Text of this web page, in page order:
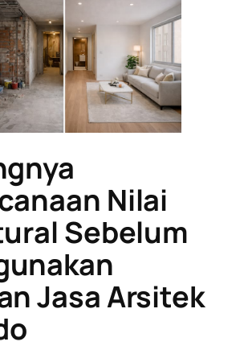
Nilai
Sebelum
Jasa Arsitek